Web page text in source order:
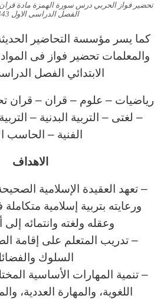
تحضير فواز الحربي درس سورة الهمزة مادة قران
الفصل الدراسى الاول 1443 هـ
كما يسر مؤسسة التحاضير
والمعلمات تحضير فواز فى المواد
الابتدائي الفصل
رياضيات – علوم – قران – قران
– لغتى – التربية البدنية –
الفنية – الحاسب
الاهداف
– تعهد العقيدة الإسلامية
ورعايته بتربية إسلامية
وعقله ولغته وانتمائه إلى
– تدريب المتعلم على إقامة
السلوك
– تنمية المهارات الأساسية
اللغوية، والمهارة العددية،